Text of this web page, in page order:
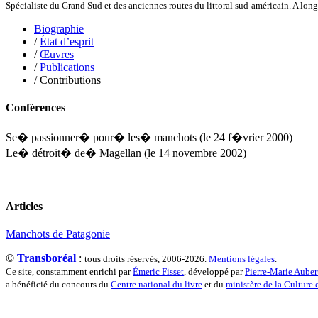
Klein Julie
Klvana Ilya
Kotry Jérôme
La Brosse Gaële de
Labouche Didier
Lacarrière Jacques
Lagny Laurence
Lamotte Aymeric de
Lanni Dominique
Lanouguère-Bruneau Virginie
Lebrun Alain
Lelièvre Olivier
Lemire Olivier
Lemonnier Philippe
Spécialiste du Grand Sud et des anciennes routes du littoral sud-américain. A
Biographie
/État d’esprit
/Œuvres
/Publications
/ Contributions
Conférences
Se� passionner� pour� les� manchots (le 24 f�vrier 2000)
Le� détroit� de� Magellan (le 14 novembre 2002)
Articles
Manchots de Patagonie
© Transboréal : tous droits réservés, 2006-2026. Mentions légales
Ce site, constamment enrichi parÉmeric Fisset , développé parPierre-Marie
a bénéficié du concours du Centre national du livre et du ministère de la Culture